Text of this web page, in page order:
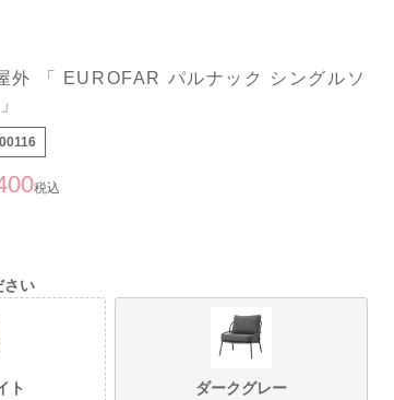
外 「 EUROFAR パルナック シングルソ
税込
さい
ト ダークグレー